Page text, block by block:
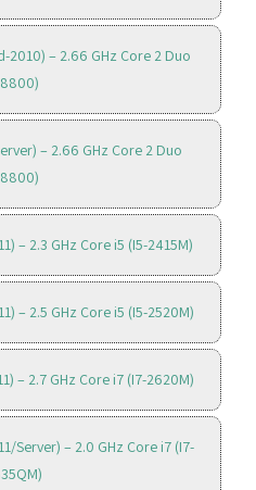
2010) – 2.66 GHz Core 2 Duo
– 2.66 GHz Core 2 Duo
– 2.3 GHz Core i5 (I5-2415M)
– 2.5 GHz Core i5 (I5-2520M)
– 2.7 GHz Core i7 (I7-2620M)
Server) – 2.0 GHz Core i7 (I7-